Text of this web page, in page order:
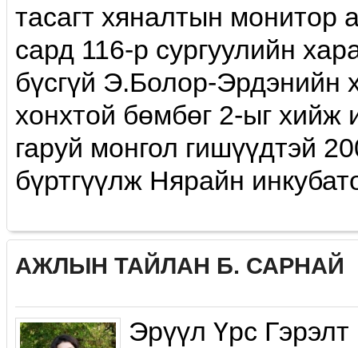
тасагт хяналтын монитор
сард 116-р сургуулийн
бүсгүй Э.Болор-Эрдэнийн
хонхтой бөмбөг 2-ыг хийж
гаруй монгол гишүүдтэй
бүртгүүлж Нярайн
АЖЛЫН ТАЙЛАН Б. САРНАЙ
Эрүүл Үрс